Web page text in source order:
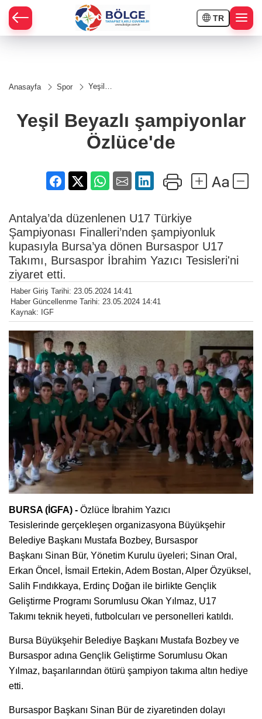
TR
Anasayfa Spor
Yeşil
Özlüce'de
Yeşil Beyazlı şampiyonlar
Özlüce'de
Antalya’da düzenlenen U17 Türkiye
Şampiyonası Finalleri’nden şampiyonluk
kupasıyla Bursa’ya dönen Bursaspor U17
Takımı, Bursaspor İbrahim Yazıcı Tesisleri'ni
ziyaret etti.
Haber Giriş Tarihi: 23.05.2024 14:41
Haber Güncellenme Tarihi: 23.05.2024 14:41
Kaynak: IGF
BURSA (İGFA) - Özlüce İbrahim Yazıcı
Tesislerinde gerçekleşen organizasyona Büyükşehir
Belediye Başkanı Mustafa Bozbey, Bursaspor
Başkanı Sinan Bür, Yönetim Kurulu üyeleri; Sinan Oral,
Erkan Öncel, İsmail Ertekin, Adem Bostan, Alper Özyüksel,
Salih Fındıkkaya, Erdinç Doğan ile birlikte Gençlik
Geliştirme Programı Sorumlusu Okan Yılmaz, U17
Takımı teknik heyeti, futbolcuları ve personelleri katıldı.
Bursa Büyükşehir Belediye Başkanı Mustafa Bozbey ve
Bursaspor adına Gençlik Geliştirme Sorumlusu Okan
Yılmaz, başarılarından ötürü şampiyon takıma altın hediye
etti.
Bursaspor Başkanı Sinan Bür de ziyaretinden dolayı